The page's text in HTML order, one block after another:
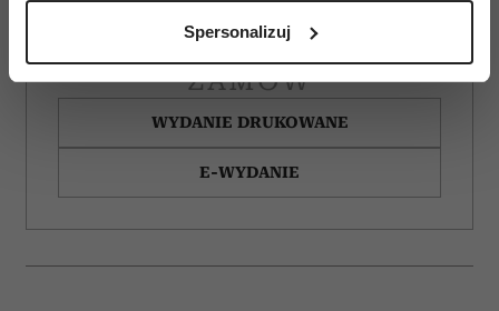
(fingerprinting, czyli wirtualny odcisk palca)
dane są przetwarzane oraz ustaw własne preferencje w
sekcji szczegółów. W Deklaracji plików cookie możesz
zmienić lub wycofać swoją zgodę w dowolnej chwili.
i reklam, aby oferować funkcje społecznościowe i
Spersonalizuj
ZAMÓW
WYDANIE DRUKOWANE
E-WYDANIE